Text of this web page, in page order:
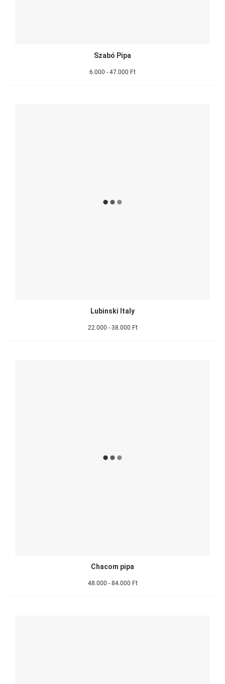
Szabó Pipa
6.000 - 47.000 Ft
Lubinski Italy
22.000 - 38.000 Ft
Chacom pipa
48.000 - 84.000 Ft